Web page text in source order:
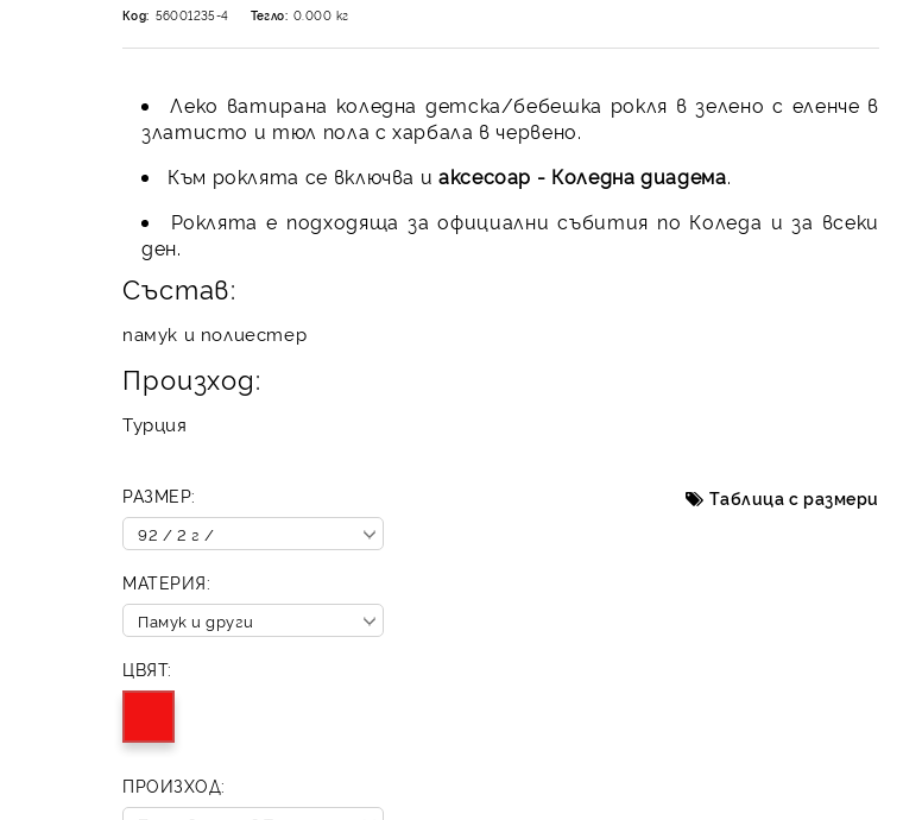
Код: 56001235-4 Тегло: 0.000 кг
Леко ватирана коледна детска/бебешка рокля в зелено с еленче в
златисто и тюл пола с харбала в червено.
Към роклята се включва и аксесоар - Коледна диадема.
Роклята е подходяща за официални събития по Коледа и за всеки
ден.
Състав:
памук и полиестер
Произход:
Турция
РАЗМЕР: Таблица с размери
МАТЕРИЯ:
ЦВЯТ:
ПРОИЗХОД: